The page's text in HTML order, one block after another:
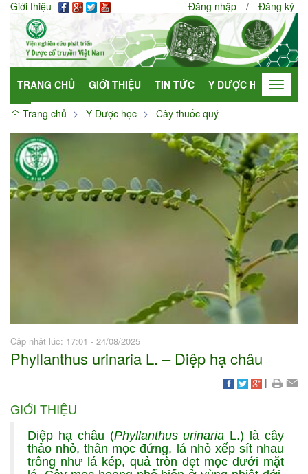
Giới thiệu Đăng nhập / Đăng ký
TRANG CHỦ GIỚI THIỆU TIN TỨC Y DƯỢC HỌC Toggle
Trang chủ
Y Dược học Cây thuốc quý
Cập nhật lúc: 17:01 - 24/08/2025
Phyllanthus urinaria L. – Diệp hạ châu
|
GIỚI THIỆU
Diệp hạ châu (Phyllanthus urinaria L.) là cây
thảo nhỏ, thân mọc đứng, lá nhỏ xếp sít nhau
trông như lá kép, quả tròn dẹt mọc dưới mặt